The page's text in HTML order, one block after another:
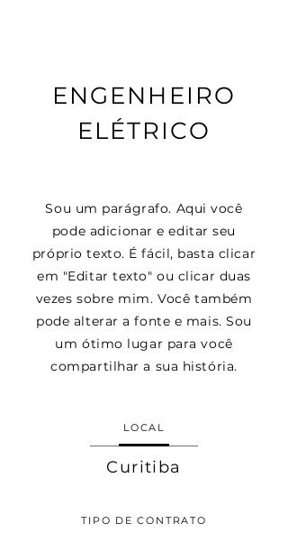
ENGENHEIRO
ELÉTRICO
Sou um parágrafo. Aqui você
pode adicionar e editar seu
próprio texto. É fácil, basta clicar
em "Editar texto" ou clicar duas
vezes sobre mim. Você também
pode alterar a fonte e mais. Sou
um ótimo lugar para você
compartilhar a sua história.
LOCAL
Curitiba
TIPO DE CONTRATO